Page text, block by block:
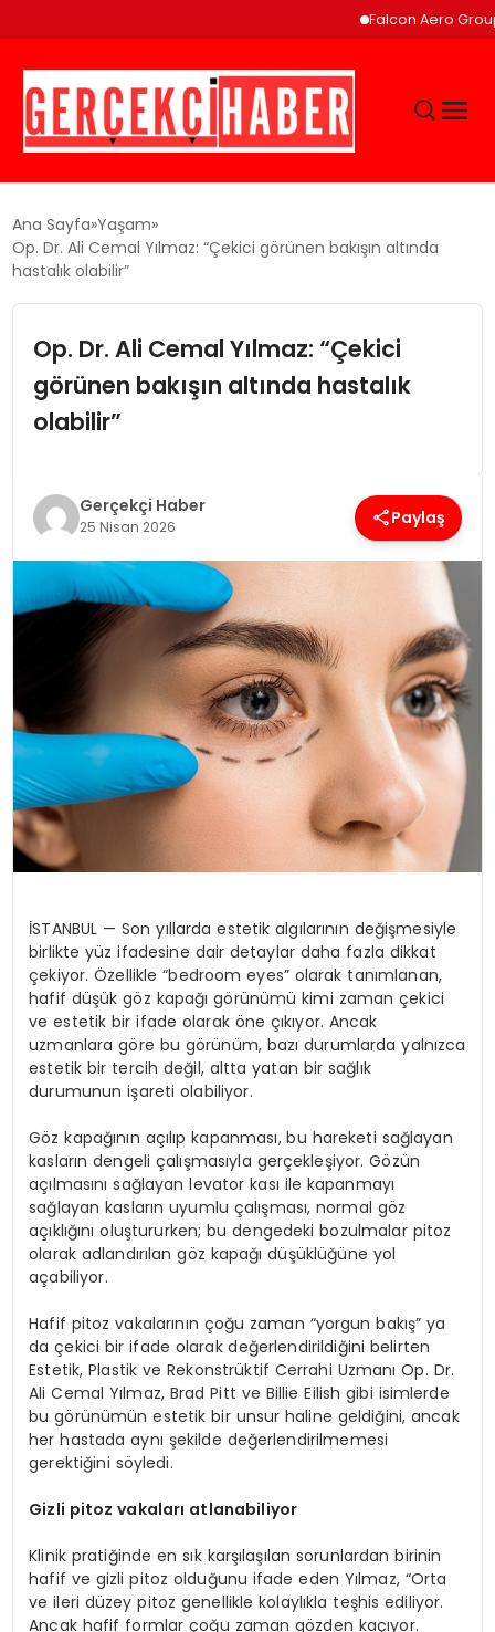
Falcon Aero Group,
GÜNCEL
EĞITIM
EKONOMI
MAGAZIN
TEKNOLOJI
Ana Sayfa Yaşam
Op. Dr. Ali Cemal Yılmaz: “Çekici görünen bakışın altında
hastalık olabilir”
Op. Dr. Ali Cemal Yılmaz: “Çekici
görünen bakışın altında hastalık
olabilir”
Gerçekçi Haber
25 Nisan 2026 Paylaş
İSTANBUL — Son yıllarda estetik algılarının değişmesiyle
birlikte yüz ifadesine dair detaylar daha fazla dikkat
çekiyor. Özellikle “bedroom eyes” olarak tanımlanan,
hafif düşük göz kapağı görünümü kimi zaman çekici
ve estetik bir ifade olarak öne çıkıyor. Ancak
uzmanlara göre bu görünüm, bazı durumlarda yalnızca
estetik bir tercih değil, altta yatan bir sağlık
durumunun işareti olabiliyor.
Göz kapağının açılıp kapanması, bu hareketi sağlayan
kasların dengeli çalışmasıyla gerçekleşiyor. Gözün
açılmasını sağlayan levator kası ile kapanmayı
sağlayan kasların uyumlu çalışması, normal göz
açıklığını oluştururken; bu dengedeki bozulmalar pitoz
olarak adlandırılan göz kapağı düşüklüğüne yol
açabiliyor.
Hafif pitoz vakalarının çoğu zaman “yorgun bakış” ya
da çekici bir ifade olarak değerlendirildiğini belirten
Estetik, Plastik ve Rekonstrüktif Cerrahi Uzmanı Op. Dr.
Ali Cemal Yılmaz, Brad Pitt ve Billie Eilish gibi isimlerde
bu görünümün estetik bir unsur haline geldiğini, ancak
her hastada aynı şekilde değerlendirilmemesi
gerektiğini söyledi.
Gizli pitoz vakaları atlanabiliyor
Klinik pratiğinde en sık karşılaşılan sorunlardan birinin
hafif ve gizli pitoz olduğunu ifade eden Yılmaz, “Orta
ve ileri düzey pitoz genellikle kolaylıkla teşhis ediliyor.
Ancak hafif formlar çoğu zaman gözden kaçıyor.